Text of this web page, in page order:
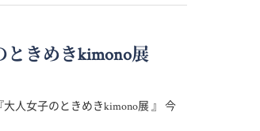
ときめきkimono展
人女子のときめきkimono展 』 今